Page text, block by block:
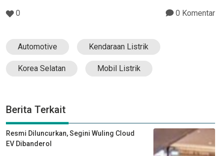
0 0 Komentar
Automotive Kendaraan Listrik
Korea Selatan Mobil Listrik
Berita Terkait
Resmi Diluncurkan, Segini Wuling Cloud
EV Dibanderol